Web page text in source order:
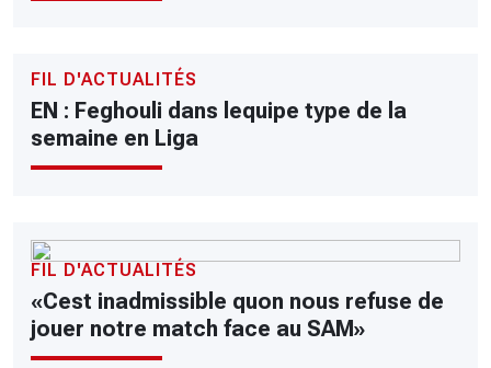
FIL D'ACTUALITÉS
EN : Feghouli dans lequipe type de la
semaine en Liga
FIL D'ACTUALITÉS
«Cest inadmissible quon nous refuse de
jouer notre match face au SAM»